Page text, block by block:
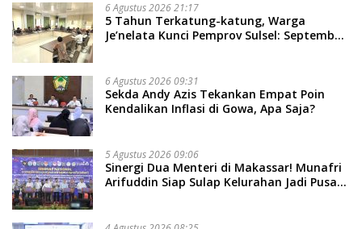
Soal Adat dan Adab
6 Agustus 2026 21:17
5 Tahun Terkatung-katung, Warga
Je’nelata Kunci Pemprov Sulsel: September
6 Agustus 2026 09:31
Sekda Andy Azis Tekankan Empat Poin
Kendalikan Inflasi di Gowa, Apa Saja?
5 Agustus 2026 09:06
Sinergi Dua Menteri di Makassar! Munafri
Arifuddin Siap Sulap Kelurahan Jadi Pusat